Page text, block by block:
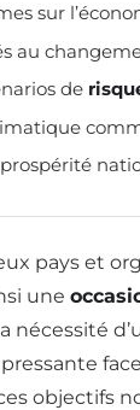
sur
au
de
pays et
une
nécessité
objectifs